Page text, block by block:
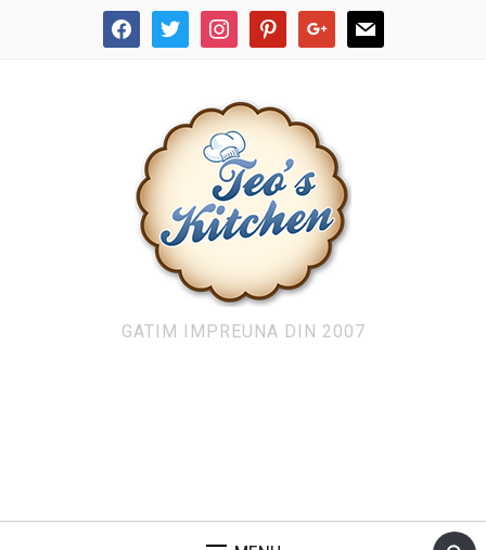
facebooktwitter instagrampinterestgoogle mail
GATIM IMPREUNA DIN 2007